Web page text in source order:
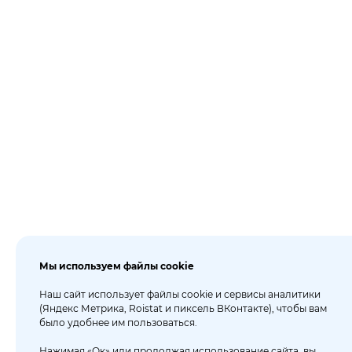
Мы используем файлы cookie
Наш сайт использует файлы cookie и сервисы аналитики
(Яндекс Метрика, Roistat и пиксель ВКонтакте), чтобы вам
было удобнее им пользоваться.